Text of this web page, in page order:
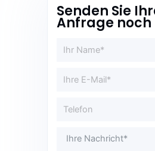
Senden Sie
Anfrage noch